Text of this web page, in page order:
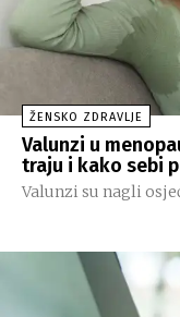
ŽENSKO ZDRAVLJE
Valunzi u
traju i kako sebi
Valunzi su nagli